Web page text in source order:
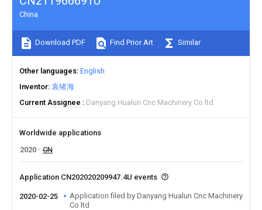
China
Download PDF Find Prior Art Similar
Other languages English
Inventor 袁绪海
Current Assignee
Danyang Hualun Cnc Machinery Co ltd
Worldwide applications
2020
CN
Application CN202020209947.4U events
2020-02-25
Application filed by Danyang Hualun Cnc Machinery
Co ltd